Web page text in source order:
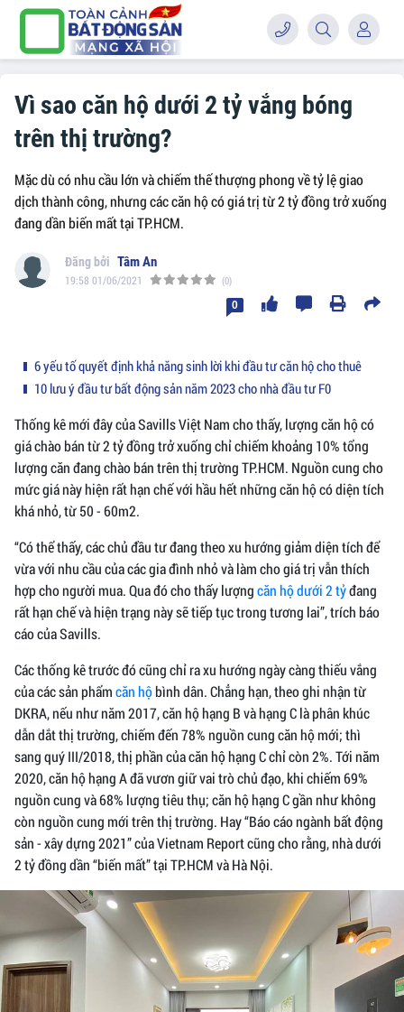
Vì sao căn hộ dưới 2 tỷ vắng bóng
trên thị trường?
Mặc dù có nhu cầu lớn và chiếm thế thượng phong về tỷ lệ giao
dịch thành công, nhưng các căn hộ có giá trị từ 2 tỷ đồng trở xuống
đang dần biến mất tại TP.HCM.
Tâm An
19:58 01/06/2021 (0)
0
6 yếu tố quyết định khả năng sinh lời khi đầu tư căn hộ cho thuê
10 lưu ý đầu tư bất động sản năm 2023 cho nhà đầu tư F0
Thống kê mới đây của Savills Việt Nam cho thấy, lượng căn hộ có
giá chào bán từ 2 tỷ đồng trở xuống chỉ chiếm khoảng 10% tổng
lượng căn đang chào bán trên thị trường TP.HCM. Nguồn cung cho
mức giá này hiện rất hạn chế với hầu hết những căn hộ có diện tích
khá nhỏ, từ 50 - 60m2.
“Có thể thấy, các chủ đầu tư đang theo xu hướng giảm diện tích để
vừa với nhu cầu của các gia đình nhỏ và làm cho giá trị vẫn thích
hợp cho người mua. Qua đó cho thấy lượngcăn hộ dưới 2 tỷđang
rất hạn chế và hiện trạng này sẽ tiếp tục trong tương lai”, trích báo
cáo của Savills.
Các thống kê trước đó cũng chỉ ra xu hướng ngày càng thiếu vắng
của các sản phẩmcăn hộbình dân. Chẳng hạn, theo ghi nhận từ
DKRA, nếu như năm 2017, căn hộ hạng B và hạng C là phân khúc
dẫn dắt thị trường, chiếm đến 78% nguồn cung căn hộ mới; thì
sang quý III/2018, thị phần của căn hộ hạng C chỉ còn 2%. Tới năm
2020, căn hộ hạng A đã vươn giữ vai trò chủ đạo, khi chiếm 69%
nguồn cung và 68% lượng tiêu thụ; căn hộ hạng C gần như không
còn nguồn cung mới trên thị trường. Hay “Báo cáo ngành bất động
sản - xây dựng 2021” của Vietnam Report cũng cho rằng, nhà dưới
2 tỷ đồng dần “biến mất” tại TP.HCM và Hà Nội.